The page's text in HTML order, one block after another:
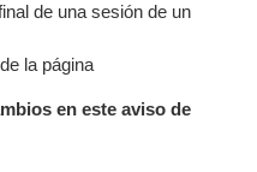
de una sesión de un
la página
en este aviso de